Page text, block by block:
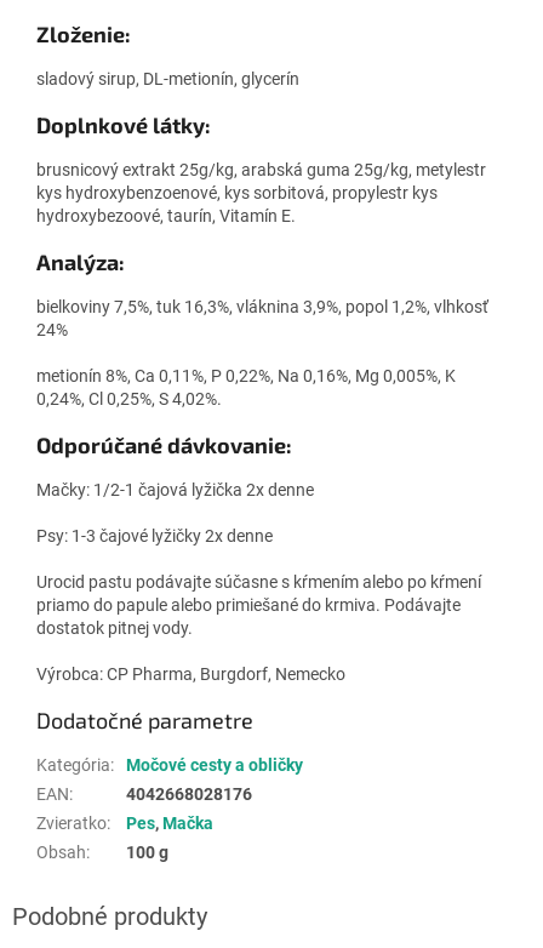
Zloženie:
sladový sirup, DL-metionín, glycerín
Doplnkové látky:
brusnicový extrakt 25g/kg, arabská guma 25g/kg, metylestr
kys hydroxybenzoenové, kys sorbitová, propylestr kys
hydroxybezoové, taurín, Vitamín E.
Analýza:
bielkoviny 7,5%, tuk 16,3%, vláknina 3,9%, popol 1,2%, vlhkosť
24%
metionín 8%, Ca 0,11%, P 0,22%, Na 0,16%, Mg 0,005%, K
0,24%, Cl 0,25%, S 4,02%.
Odporúčané dávkovanie:
Mačky: 1/2-1 čajová lyžička 2x denne
Psy: 1-3 čajové lyžičky 2x denne
Urocid pastu podávajte súčasne s kŕmením alebo po kŕmení
priamo do papule alebo primiešané do krmiva. Podávajte
dostatok pitnej vody.
Výrobca: CP Pharma, Burgdorf, Nemecko
Dodatočné parametre
Kategória:
Močové cesty a obličky
EAN:
4042668028176
Zvieratko: Pes,Mačka
Obsah: 100 g